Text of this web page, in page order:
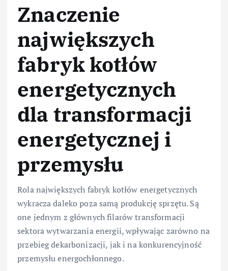
Znaczenie
największych
fabryk kotłów
energetycznych
dla transformacji
energetycznej i
przemysłu
Rola największych fabryk kotłów energetycznych
wykracza daleko poza samą produkcję sprzętu. Są
one jednym z głównych filarów transformacji
sektora wytwarzania energii, wpływając zarówno na
przebieg dekarbonizacji, jak i na konkurencyjność
przemysłu energochłonnego.